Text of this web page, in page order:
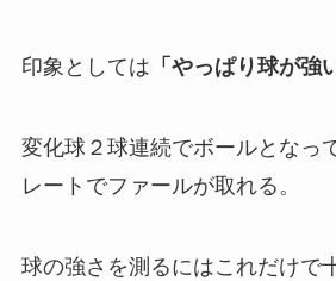
印象としては 「やっぱり球が強
変化球２球連続でボールとなっ
レートでファールが取れる。
球の強さを測るにはこれだけで